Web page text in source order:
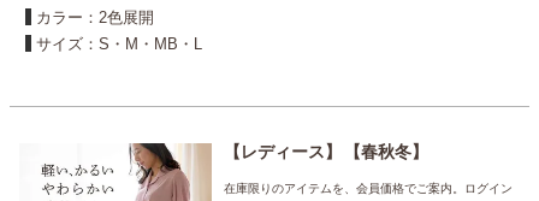
カラー：2色展開
サイズ：S・M・MB・L
レディース 春秋冬
在庫限りのアイテムを、会員価格でご案内。ログイン